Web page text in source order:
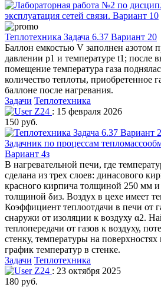
Теплотехника Задача 6.37 Вариант 20
Баллон емкостью V заполнен азотом
давлении p1 и температуре t1; после
помещение температура газа
количество теплоты, приобретенное
баллоне после нагревания.
Задачи Теплотехника
Z24 : 15 февраля 2026
150 руб.
Задачник по процессам
Вариант 4з
В нагревательной печи, где
сделана из трех слоев: динасового
красного кирпича толщиной 250 мм
толщиной δиз. Воздух в цехе имеет
Коэффициент теплоотдачи в печи от
снаружи от изоляции к воздуху α2.
теплопередачи от газов к воздуху,
стенку, температуры на
график температур в стенке.
Задачи Теплотехника
Z24 : 23 октября 2025
180 руб.